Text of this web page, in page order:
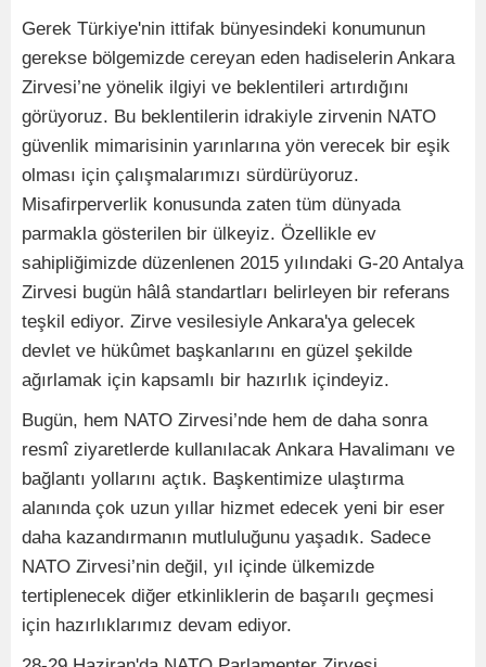
Gerek Türkiye'nin ittifak bünyesindeki konumunun
gerekse bölgemizde cereyan eden hadiselerin Ankara
Zirvesi’ne yönelik ilgiyi ve beklentileri artırdığını
görüyoruz. Bu beklentilerin idrakiyle zirvenin NATO
güvenlik mimarisinin yarınlarına yön verecek bir eşik
olması için çalışmalarımızı sürdürüyoruz.
Misafirperverlik konusunda zaten tüm dünyada
parmakla gösterilen bir ülkeyiz. Özellikle ev
sahipliğimizde düzenlenen 2015 yılındaki G-20 Antalya
Zirvesi bugün hâlâ standartları belirleyen bir referans
teşkil ediyor. Zirve vesilesiyle Ankara'ya gelecek
devlet ve hükûmet başkanlarını en güzel şekilde
ağırlamak için kapsamlı bir hazırlık içindeyiz.
Bugün, hem NATO Zirvesi’nde hem de daha sonra
resmî ziyaretlerde kullanılacak Ankara Havalimanı ve
bağlantı yollarını açtık. Başkentimize ulaştırma
alanında çok uzun yıllar hizmet edecek yeni bir eser
daha kazandırmanın mutluluğunu yaşadık. Sadece
NATO Zirvesi’nin değil, yıl içinde ülkemizde
tertiplenecek diğer etkinliklerin de başarılı geçmesi
için hazırlıklarımız devam ediyor.